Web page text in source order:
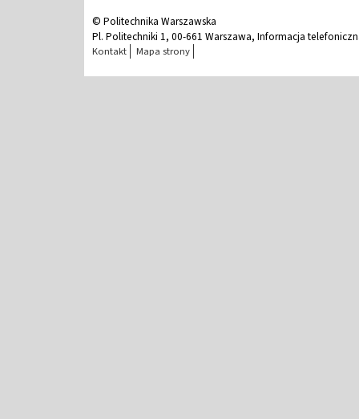
© Politechnika Warszawska
Pl. Politechniki 1, 00-661 Warszawa, Informacja
Kontakt Mapa strony